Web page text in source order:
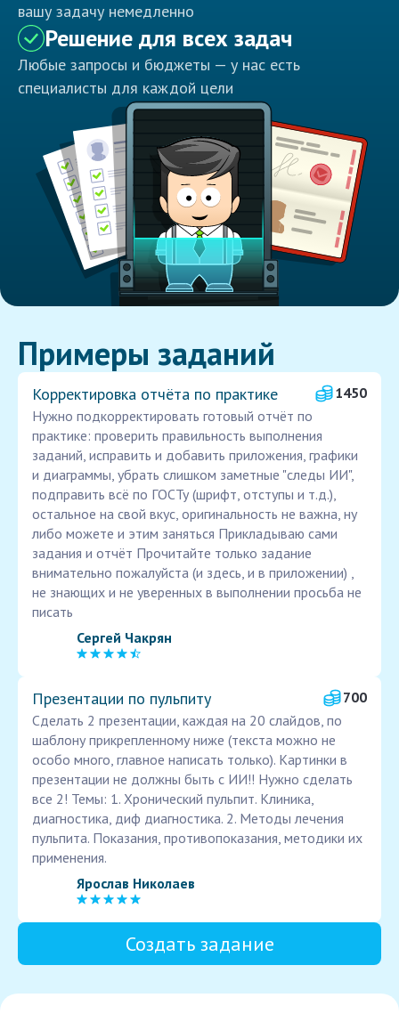
вашу задачу немедленно
Решение для всех задач
Любые запросы и бюджеты — у нас есть
специалисты для каждой цели
Примеры заданий
Корректировка отчёта по практике
1450
Нужно подкорректировать готовый отчёт по
практике: проверить правильность выполнения
заданий, исправить и добавить приложения, графики
и диаграммы, убрать слишком заметные "следы ИИ",
подправить всё по ГОСТу (шрифт, отступы и т.д.),
остальное на свой вкус, оригинальность не важна, ну
либо можете и этим заняться Прикладываю сами
задания и отчёт Прочитайте только задание
внимательно пожалуйста (и здесь, и в приложении) ,
не знающих и не уверенных в выполнении просьба не
писать
Сергей Чакрян
Презентации по пульпиту
700
Сделать 2 презентации, каждая на 20 слайдов, по
шаблону прикрепленному ниже (текста можно не
особо много, главное написать только). Картинки в
презентации не должны быть с ИИ!! Нужно сделать
все 2! Темы: 1. Хронический пульпит. Клиника,
диагностика, диф диагностика. 2. Методы лечения
пульпита. Показания, противопоказания, методики их
применения.
Ярослав Николаев
Создать задание